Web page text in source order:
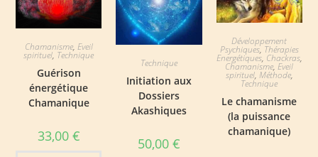
Chamanisme, Eveil
spirituel, Technique
Guérison
énergétique
Chamanique
33,00 €
Technique
Initiation aux
Dossiers
Akashiques
50,00 €
Développement
Psychiques, Thérapies
Energétiques, Chackras,
Chamanisme,Eveil
spirituel, Méthode,
Technique
Le chamanisme
(la puissance
chamanique)